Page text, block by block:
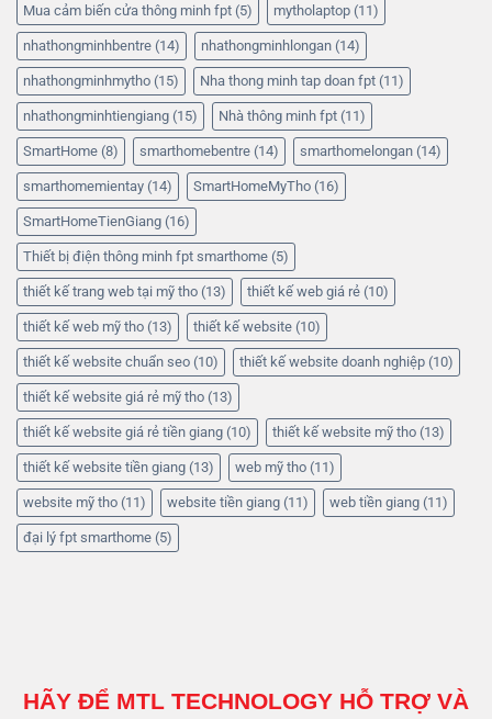
Mua cảm biến cửa thông minh fpt (5) mytholaptop (11)
nhathongminhbentre (14) nhathongminhlongan (14)
nhathongminhmytho (15) Nha thong minh tap doan fpt (11)
nhathongminhtiengiang (15) Nhà thông minh fpt (11)
SmartHome (8) smarthomebentre (14) smarthomelongan (14)
smarthomemientay (14) SmartHomeMyTho (16)
SmartHomeTienGiang (16)
Thiết bị điện thông minh fpt smarthome (5)
thiết kế trang web tại mỹ tho (13) thiết kế web giá rẻ (10)
thiết kế web mỹ tho (13) thiết kế website (10)
thiết kế website chuẩn seo (10) thiết kế website doanh nghiệp (10)
thiết kế website giá rẻ mỹ tho (13)
thiết kế website giá rẻ tiền giang (10) thiết kế website mỹ tho (13)
thiết kế website tiền giang (13) web mỹ tho (11)
website mỹ tho (11) website tiền giang (11) web tiền giang (11)
đại lý fpt smarthome (5)
HÃY ĐỂ MTL TECHNOLOGY HỖ TRỢ VÀ